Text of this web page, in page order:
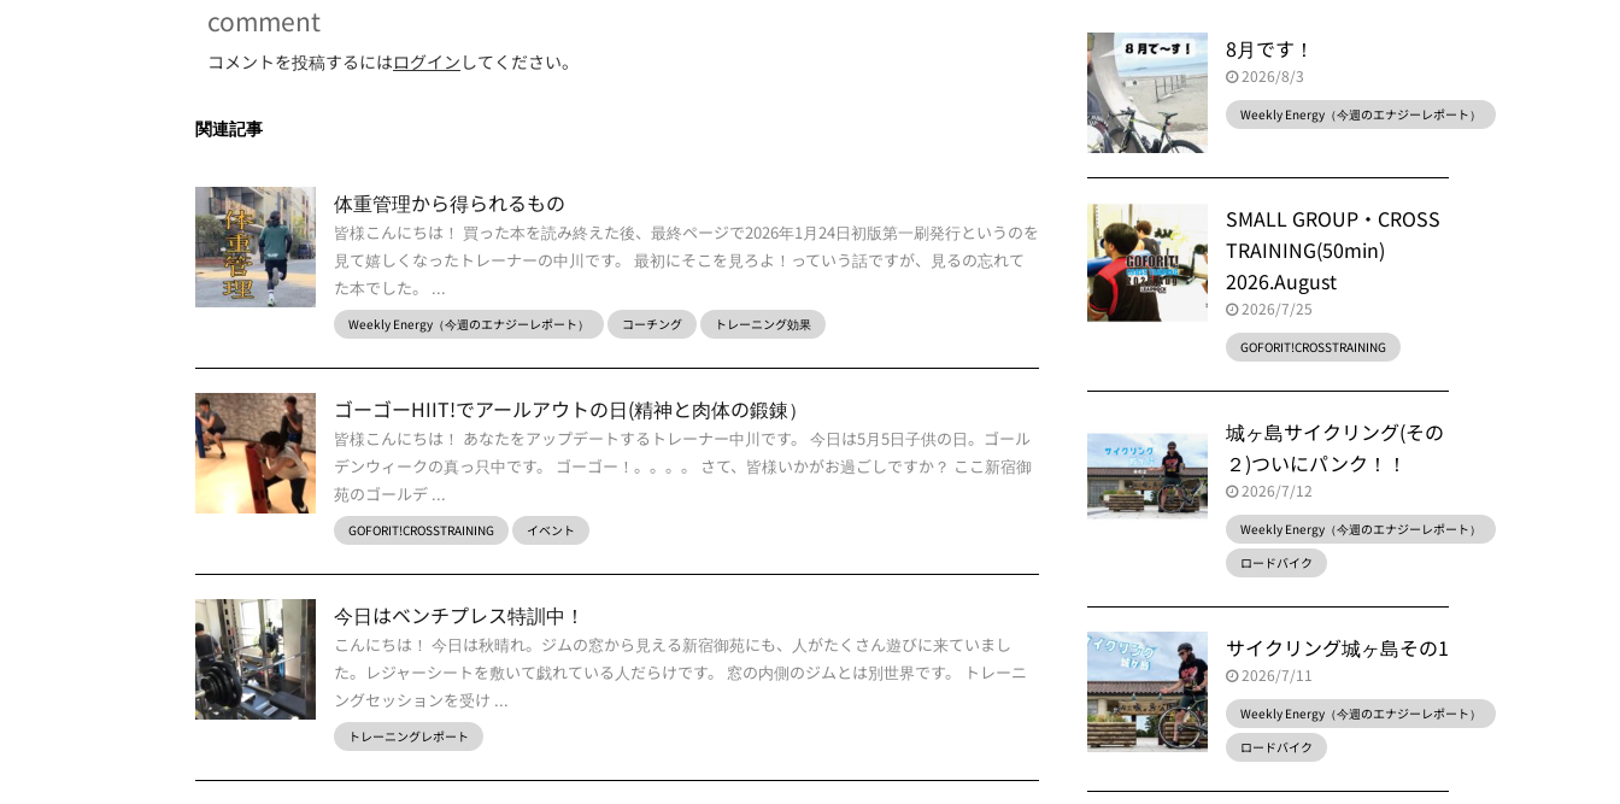
comment
コメントを投稿するにはログイン してください。
関連記事
体重管理から得られるもの
皆様こんにちは！ 買った本を読み終えた後、最終ページで2026年1月24日初版第一刷発行というのを
見て嬉しくなったトレーナーの中川です。 最初にそこを見ろよ！っていう話ですが、見るの忘れて
た本でした。 ...
Weekly Energy（今週のエナジーレポート） コーチング トレーニング効果
ゴーゴーHIIT!でアールアウトの日(精神と肉体の鍛錬）
皆様こんにちは！ あなたをアップデートするトレーナー中川です。 今日は5月5日子供の日。ゴール
デンウィークの真っ只中です。 ゴーゴー！。。。。 さて、皆様いかがお過ごしですか？ ここ新宿御
苑のゴールデ ...
GOFORIT!CROSSTRAINING イベント
今日はベンチプレス特訓中！
こんにちは！ 今日は秋晴れ。ジムの窓から見える新宿御苑にも、人がたくさん遊びに来ていまし
た。レジャーシートを敷いて戯れている人だらけです。 窓の内側のジムとは別世界です。 トレーニ
ングセッションを受け ...
トレーニングレポート
8月です！
2026/8/3
Weekly Energy（今週のエナジーレポート）
SMALL GROUP・CROSS
TRAINING(50min)
2026.August
2026/7/25
GOFORIT!CROSSTRAINING
城ヶ島サイクリング(その
２)ついにパンク！！
2026/7/12
Weekly Energy（今週のエナジーレポート）
ロードバイク
サイクリング城ヶ島その1
2026/7/11
Weekly Energy（今週のエナジーレポート）
ロードバイク